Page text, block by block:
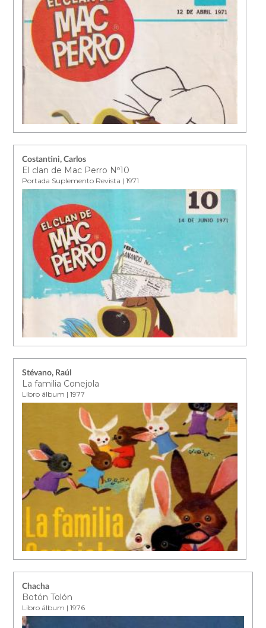
Costantini, Carlos
El clan de Mac Perro Nº10
Portada Suplemento Revista | 1971
Stévano, Raúl
La familia Conejola
Libro álbum | 1977
Chacha
Botón Tolón
Libro álbum | 1976